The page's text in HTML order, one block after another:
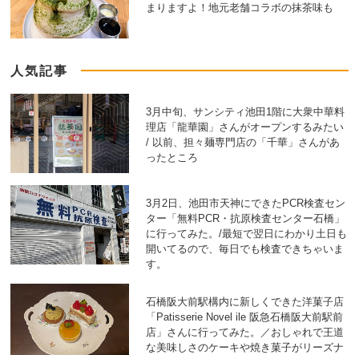
まりますよ！地元老舗コラボの抹茶味も
人気記事
3月中旬、サンシティ池田1階に大衆中華料
理店「龍華園」さんがオープンするみたい
/ 以前、担々麺専門店の「千華」さんがあ
ったところ
3月2日、池田市天神にできたPCR検査セン
ター「無料PCR・抗原検査センター石橋」
に行ってみた。/最短で翌日にわかり土日も
開いてるので、毎日でも検査できちゃいま
す。
石橋阪大前駅構内に新しくできた洋菓子店
「Patisserie Novel ile 阪急石橋阪大前駅前
店」さんに行ってみた。／おしゃれで王道
な美味しさのケーキや焼き菓子がリーズナ